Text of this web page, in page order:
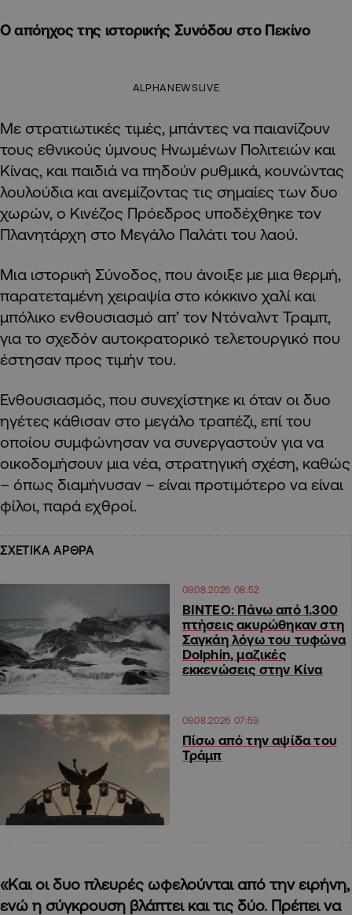
Ο απόηχος της ιστορικής Συνόδου στο Πεκίνο
ALPHANEWSLIVE
Με στρατιωτικές τιμές, μπάντες να παιανίζουν
τους εθνικούς ύμνους Ηνωμένων Πολιτειών και
Κίνας, και παιδιά να πηδούν ρυθμικά, κουνώντας
λουλούδια και ανεμίζοντας τις σημαίες των δυο
χωρών, ο Κινέζος Πρόεδρος υποδέχθηκε τον
Πλανητάρχη στο Μεγάλο Παλάτι του λαού.
Μια ιστορική Σύνοδος, που άνοιξε με μια θερμή,
παρατεταμένη χειραψία στο κόκκινο χαλί και
μπόλικο ενθουσιασμό απ’ τον Ντόναλντ Τραμπ,
για το σχεδόν αυτοκρατορικό τελετουργικό που
έστησαν προς τιμήν του.
Ενθουσιασμός, που συνεχίστηκε κι όταν οι δυο
ηγέτες κάθισαν στο μεγάλο τραπέζι, επί του
οποίου συμφώνησαν να συνεργαστούν για να
οικοδομήσουν μια νέα, στρατηγική σχέση, καθώς
– όπως διαμήνυσαν – είναι προτιμότερο να είναι
φίλοι, παρά εχθροί.
ΣΧΕΤΙΚΑ ΑΡΘΡΑ
09.08.2026 08:52
ΒΙΝΤΕΟ: Πάνω από 1.300
πτήσεις ακυρώθηκαν στη
Σαγκάη λόγω του τυφώνα
Dolphin, μαζικές
εκκενώσεις στην Κίνα
09.08.2026 07:59
Πίσω από την αψίδα του
Τράμπ
«Και οι δυο πλευρές ωφελούνται από την ειρήνη,
ενώ η σύγκρουση βλάπτει και τις δύο. Πρέπει να